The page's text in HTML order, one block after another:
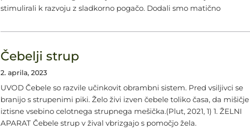
stimulirali k razvoju z sladkorno pogačo. Dodali smo matično
Čebelji strup
2. aprila, 2023
UVOD Čebele so razvile učinkovit obrambni sistem. Pred vsiljivci se
branijo s strupenimi piki. Želo živi izven čebele toliko časa, da mišičje
iztisne vsebino celotnega strupnega mešička.(Plut, 2021, 1) 1. ŽELNI
APARAT Čebele strup v žival vbrizgajo s pomočjo žela.